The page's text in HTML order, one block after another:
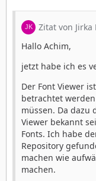
Zitat von Jirka
Hallo Achim,
jetzt habe ich es
Der Font Viewer
betrachtet
müssen. Da dazu
Viewer bekannt
Fonts. Ich habe
Repository
machen wie
machen.